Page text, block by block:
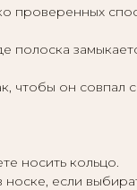
проверенных
чтобы он совпал
носить кольцо.
если